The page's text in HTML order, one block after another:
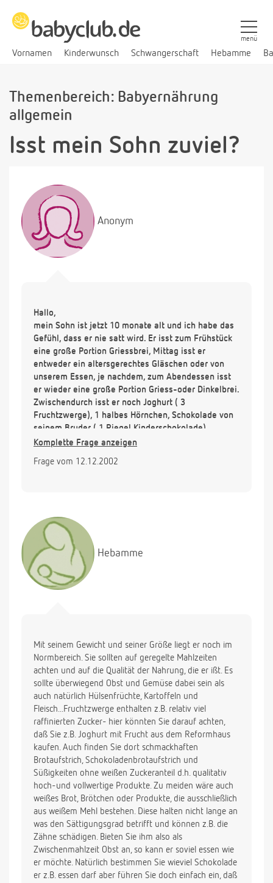
Vornamen Kinderwunsch Schwangerschaft Hebamme
menü
Themenbereich: Babyernährung
allgemein
Isst mein Sohn zuviel?
Anonym
Hallo,
mein Sohn ist jetzt 10 monate alt und ich habe das
Gefühl, dass er nie satt wird. Er isst zum Frühstück
eine große Portion Griessbrei, Mittag isst er
entweder ein altersgerechtes Gläschen oder von
unserem Essen, je nachdem, zum Abendessen isst
er wieder eine große Portion Griess-oder Dinkelbrei.
Zwischendurch isst er noch Joghurt ( 3
Fruchtzwerge), 1 halbes Hörnchen, Schokolade von
seinem Bruder ( 1 Riegel Kinderschokolade),
Banane und noch mehr. Wenn er jemanden essen
wie wild und schreit so lange, bis er auch davon
Vielen Dank für Ihre Antwort
Komplette Frage anzeigen
Frage vom 12.12.2002
Hebamme
Mit seinem Gewicht und seiner Größe liegt er noch im
Normbereich. Sie sollten auf geregelte Mahlzeiten
achten und auf die Qualität der Nahrung, die er ißt. Es
sollte überwiegend Obst und Gemüse dabei sein als
auch natürlich Hülsenfrüchte, Kartoffeln und
Fleisch...Fruchtzwerge enthalten z.B. relativ viel
raffinierten Zucker- hier könnten Sie darauf achten,
daß Sie z.B. Joghurt mit Frucht aus dem Reformhaus
kaufen. Auch finden Sie dort schmackhaften
Brotaufstrich, Schokoladenbrotaufstrich und
Süßigkeiten ohne weißen Zuckeranteil d.h. qualitativ
hoch-und vollwertige Produkte. Zu meiden wäre auch
weißes Brot, Brötchen oder Produkte, die ausschließlich
aus weißem Mehl bestehen. Diese halten nicht lange an
was den Sättigungsgrad betrifft und können z.B. die
Zähne schädigen. Bieten Sie ihm also als
Zwischenmahlzeit Obst an, so kann er soviel essen wie
er möchte. Natürlich bestimmen Sie wieviel Schokolade
er z.B. essen darf aber führen Sie doch einfach ein, daß